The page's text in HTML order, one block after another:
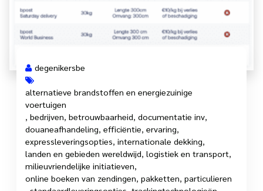
degenikersbe
alternatieve brandstoffen en energiezuinige
voertuigen
, bedrijven, betrouwbaarheid, documentatie inv,
douaneafhandeling, efficiëntie, ervaring,
expressleveringsopties, internationale dekking,
landen en gebieden wereldwijd, logistiek en transport,
milieuvriendelijke initiatieven,
online boeken van zendingen, pakketten, particulieren